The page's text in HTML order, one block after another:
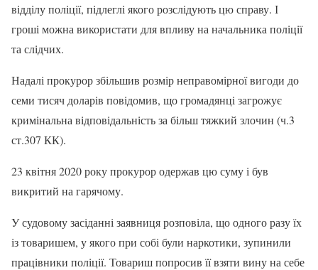
відділу поліції, підлеглі якого розслідують цю справу. І
гроші можна використати для впливу на начальника поліції
та слідчих.
Надалі прокурор збільшив розмір неправомірної вигоди до
семи тисяч доларів повідомив, що громадянці загрожує
кримінальна відповідальність за більш тяжкий злочин (ч.3
ст.307 КК).
23 квітня 2020 року прокурор одержав цю суму і був
викритий на гарячому.
У судовому засіданні заявниця розповіла, що одного разу їх
із товаришем, у якого при собі були наркотики, зупинили
працівники поліції. Товариш попросив її взяти вину на себе